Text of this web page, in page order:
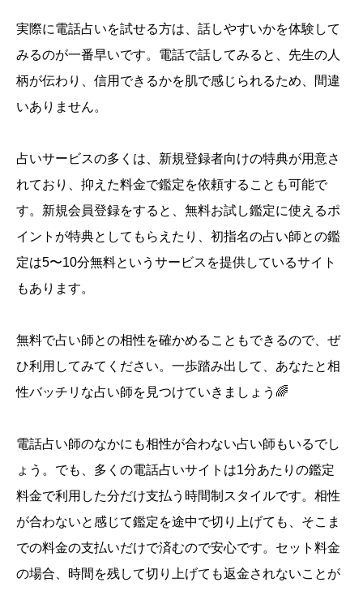
実際に電話占いを試せる方は、話しやすいかを体験して
みるのが一番早いです。電話で話してみると、先生の人
柄が伝わり、信用できるかを肌で感じられるため、間違
いありません。
占いサービスの多くは、新規登録者向けの特典が用意さ
れており、抑えた料金で鑑定を依頼することも可能で
す。新規会員登録をすると、無料お試し鑑定に使えるポ
イントが特典としてもらえたり、初指名の占い師との鑑
定は5〜10分無料というサービスを提供しているサイト
もあります。
無料で占い師との相性を確かめることもできるので、ぜ
ひ利用してみてください。一歩踏み出して、あなたと相
性バッチリな占い師を見つけていきましょう🌈
電話占い師のなかにも相性が合わない占い師もいるでし
ょう。でも、多くの電話占いサイトは1分あたりの鑑定
料金で利用した分だけ支払う時間制スタイルです。相性
が合わないと感じて鑑定を途中で切り上げても、そこま
での料金の支払いだけで済むので安心です。セット料金
の場合、時間を残して切り上げても返金されないことが